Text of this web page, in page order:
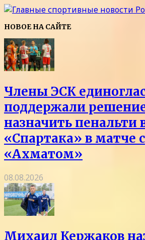
НОВОЕ НА САЙТЕ
Члены ЭСК
поддержали
назначить пенальти
«Спартака» в матче с
«Ахматом»
08.08.2026
Михаил Кержаков